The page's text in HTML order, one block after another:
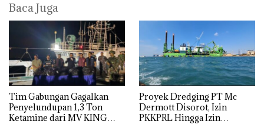
Baca Juga
Tim Gabungan Gagalkan
Penyelundupan 1,3 Ton
Ketamine dari MV KING
Proyek Dredging PT Mc
Dermott Disorot, Izin
PKKPRL Hingga Izin